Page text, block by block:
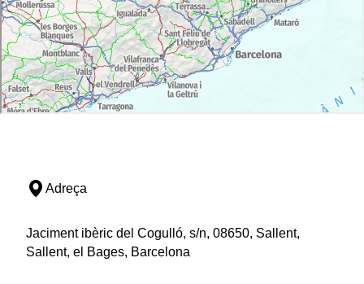
Adreça
Jaciment ibèric del Cogulló, s/n, 08650, Sallent,
Sallent, el Bages, Barcelona